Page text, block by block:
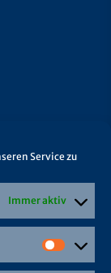
Service zu
Immer aktiv